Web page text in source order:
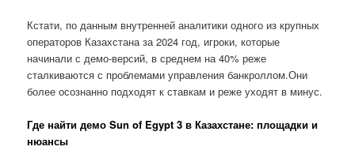
Кстати, по данным внутренней аналитики одного из крупных
операторов Казахстана за 2024 год, игроки, которые
начинали с демо-версий, в среднем на 40% реже
сталкиваются с проблемами управления банкроллом.Они
более осознанно подходят к ставкам и реже уходят в минус.
Где найти демо Sun of Egypt 3 в Казахстане: площадки и
нюансы